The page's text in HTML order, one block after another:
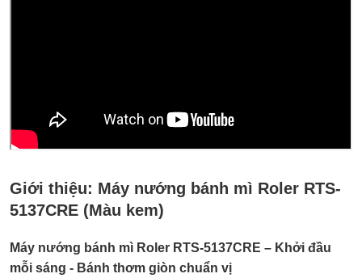
Giới thiệu: Máy nướng bánh mì Roler RTS-
5137CRE (Màu kem)
Máy nướng bánh mì Roler RTS-5137CRE – Khởi đầu
mỗi sáng - Bánh thơm giòn chuẩn vị